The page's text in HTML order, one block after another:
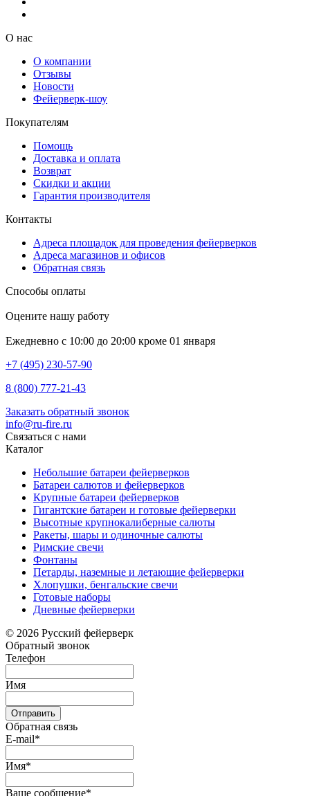
О нас
О компании
Отзывы
Новости
Фейерверк-шоу
Покупателям
Помощь
Доставка и оплата
Возврат
Скидки и акции
Гарантия производителя
Контакты
Адреса площадок для проведения фейерверков
Адреса магазинов и офисов
Обратная связь
Способы оплаты
Оцените нашу работу
Ежедневно с 10:00 до 20:00 кроме 01 января
+7 (495) 230-57-90
8 (800) 777-21-43
Заказать обратный звонок
info@ru-fire.ru
Связаться с нами
Каталог
Небольшие батареи фейерверков
Батареи салютов и фейерверков
Крупные батареи фейерверков
Гигантские батареи и готовые фейерверки
Высотные крупнокалиберные салюты
Ракеты, шары и одиночные салюты
Римские свечи
Фонтаны
Петарды, наземные и летающие фейерверки
Хлопушки, бенгальские свечи
Готовые наборы
Дневные фейерверки
© 2026 Русский фейерверк
Обратный звонок
Телефон
Имя
Отправить
Обратная связь
E-mail*
Имя*
Ваше сообщение*